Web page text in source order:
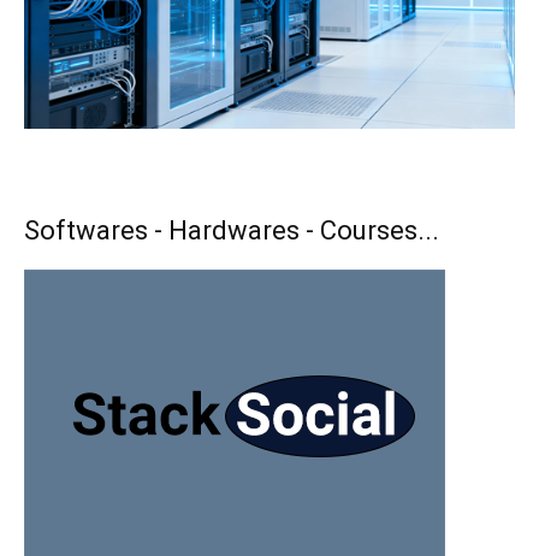
Softwares - Hardwares - Courses...